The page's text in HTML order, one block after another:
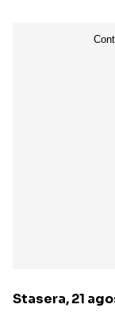
Stasera, 21